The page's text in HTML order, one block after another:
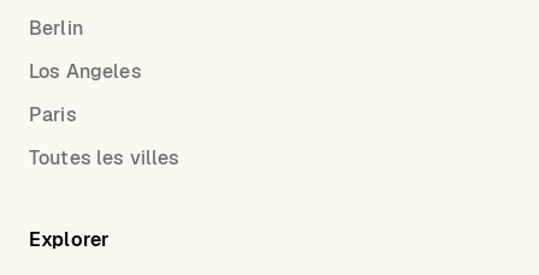
Berlin
Los Angeles
Paris
Toutes les villes
Explorer